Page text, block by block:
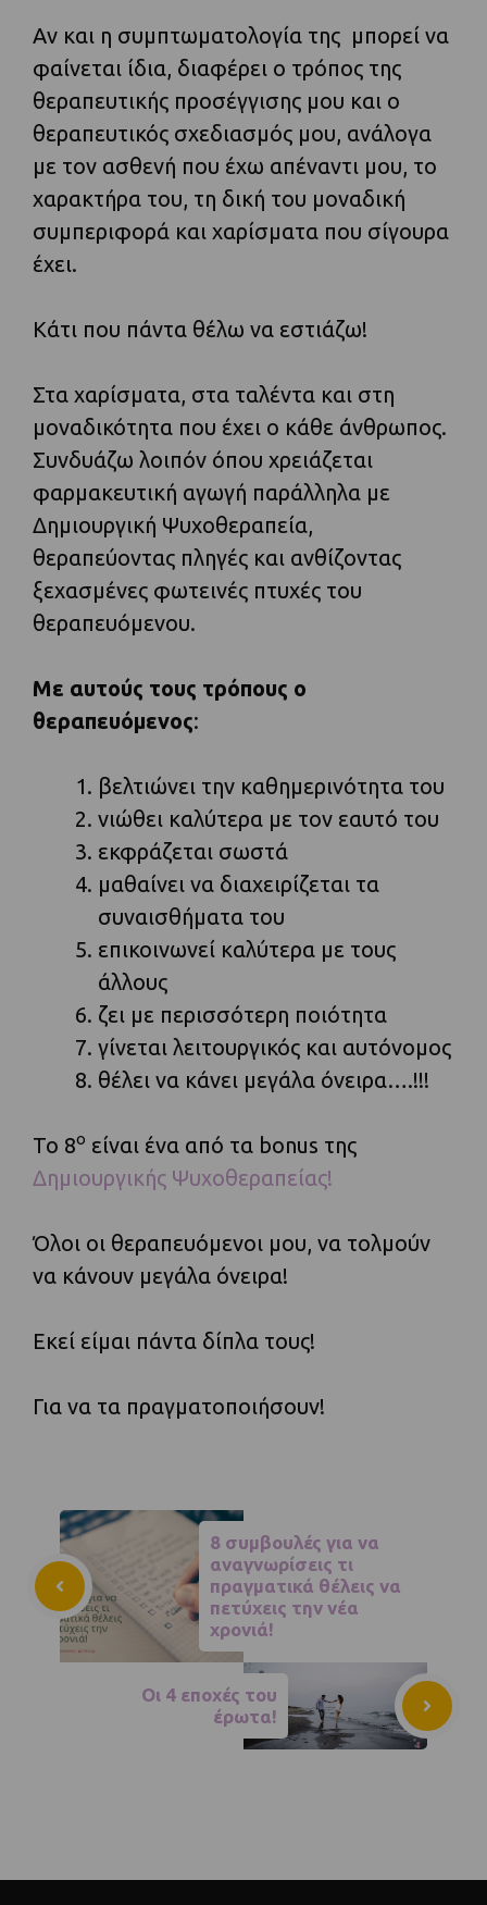
Αν και η συμπτωματολογία της μπορεί να
φαίνεται ίδια, διαφέρει ο τρόπος της
θεραπευτικής προσέγγισης μου και ο
θεραπευτικός σχεδιασμός μου, ανάλογα
με τον ασθενή που έχω απέναντι μου, το
χαρακτήρα του, τη δική του μοναδική
συμπεριφορά και χαρίσματα που σίγουρα
έχει.
Κάτι που πάντα θέλω να εστιάζω!
Στα χαρίσματα, στα ταλέντα και στη
μοναδικότητα που έχει ο κάθε άνθρωπος.
Συνδυάζω λοιπόν όπου χρειάζεται
φαρμακευτική αγωγή παράλληλα με
Δημιουργική Ψυχοθεραπεία,
θεραπεύοντας πληγές και ανθίζοντας
ξεχασμένες φωτεινές πτυχές του
θεραπευόμενου.
Με αυτούς τους τρόπους ο
θεραπευόμενος:
βελτιώνει την καθημερινότητα του
νιώθει καλύτερα με τον εαυτό του
εκφράζεται σωστά
μαθαίνει να διαχειρίζεται τα
συναισθήματα του
επικοινωνεί καλύτερα με τους
άλλους
ζει με περισσότερη ποιότητα
γίνεται λειτουργικός και αυτόνομος
θέλει να κάνει μεγάλα όνειρα….!!!
Το 8ο είναι ένα από τα bonus της
Δημιουργικής Ψυχοθεραπείας!
Όλοι οι θεραπευόμενοι μου, να τολμούν
να κάνουν μεγάλα όνειρα!
Εκεί είμαι πάντα δίπλα τους!
Για να τα πραγματοποιήσουν!
8 συμβουλές για να
αναγνωρίσεις τι
πραγματικά θέλεις να
πετύχεις την νέα
χρονιά!
Οι 4 εποχές του
έρωτα!